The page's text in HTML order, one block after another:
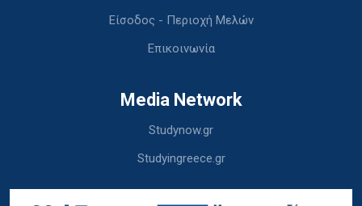
Είσοδος - Περιοχή Μελών
Επικοινωνία
Media Network
Studynow.gr
Studyingreece.gr